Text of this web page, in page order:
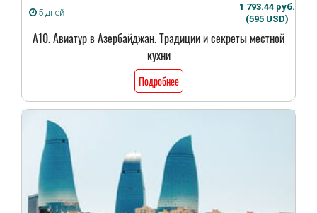
5 дней
1 793.44 руб.
(595 USD)
А10. Авиатур в Азербайджан. Традиции и секреты местной
кухни
Подробнее